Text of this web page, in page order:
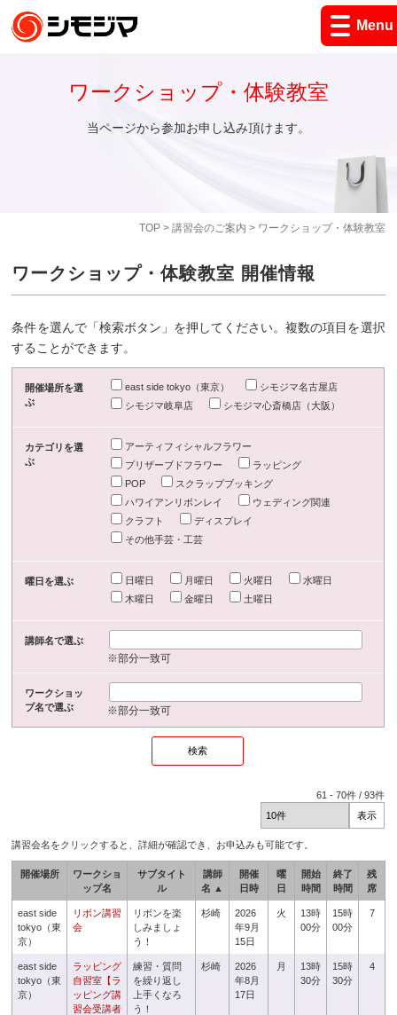
Menu
TOP> 講習会のご案内 > ワークショップ・体験教室
ワークショップ・体験教室
当ページから参加お申し込み頂けます。
ワークショップ・体験教室 開催情報
条件を選んで「検索ボタン」を押してください。複数の項目を選択
することができます。
開催場所を選
ぶ
east side tokyo（東京）
シモジマ名古屋店
シモジマ岐阜店
シモジマ心斎橋店（大阪）
カテゴリを選
ぶ
アーティフィシャルフラワー
プリザーブドフラワー
ラッピング
POP
スクラップブッキング
ハワイアンリボンレイ
ウェディング関連
クラフト
ディスプレイ
その他手芸・工芸
曜日を選ぶ 日曜日 月曜日 火曜日
水曜日
木曜日
金曜日 土曜日
講師名で選ぶ
※部分一致可
ワークショッ
プ名で選ぶ
※部分一致可
61 -70件 /93件
講習会名をクリックすると、詳細が確認でき、お申込みも可能です。
開催場所
ワークショ
ップ名
サブタイト
ル
講師
名 ▲
開催
日時
曜
日
開始
時間
終了
時間
残
席
east side
tokyo（東
京）
リボン講習
会
リボンを楽
しみましょ
う！
杉崎
2026
年9月
15日
火
13時
00分
15時
00分
7
east side
tokyo（東
京）
ラッピング
自習室【ラ
ッピング講
習会受講者
練習・質問
を繰り返し
上手くなろ
う！
杉崎
2026
年8月
17日
月
13時
30分
15時
30分
4